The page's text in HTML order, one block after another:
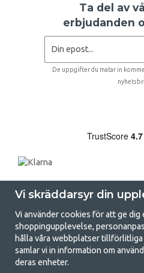
Ta del av
erbjudanden
De uppgifter du matar in
GetCamping.se -
Vi skräddarsyr din
Vi använder cookies för att ge dig
shoppingupplevelse,
hålla våra webbplatser tillförlitliga
samlar vi in information om
deras enheter.